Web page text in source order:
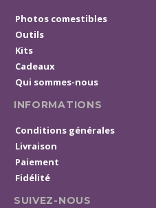
Photos comestibles
Outils
Kits
Cadeaux
Qui sommes-nous
INFORMATIONS
Conditions générales
Livraison
Paiement
Fidélité
SUIVEZ-NOUS